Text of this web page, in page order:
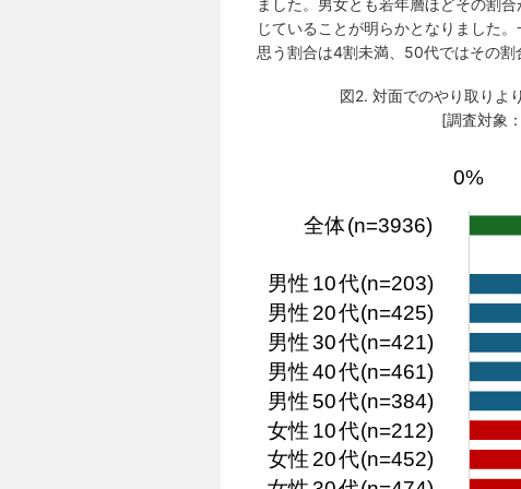
ました。男女とも若年層ほどその割
じていることが明らかとなりました
思う割合は4割未満、50代ではその割
図2. 対面でのやり取りよ
[調査対象